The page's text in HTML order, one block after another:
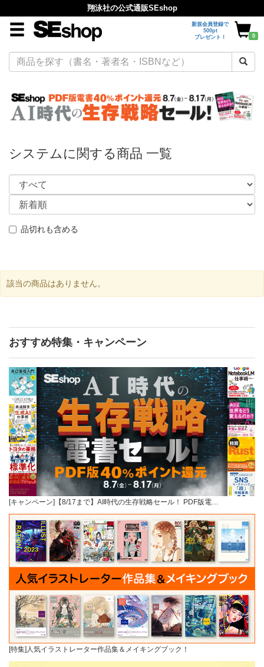
翔泳社の公式通販SEshop
新規会員登録で
500pt
プレゼント！
0
システムに関する商品 一覧
品切れも含める
該当の商品はありません。
おすすめ特集・キャンペーン
[キャンペーン]【8/17まで】AI時代の生存戦略セール！ PDF版電…
[特集]人気イラストレーター作品集＆メイキングブック！